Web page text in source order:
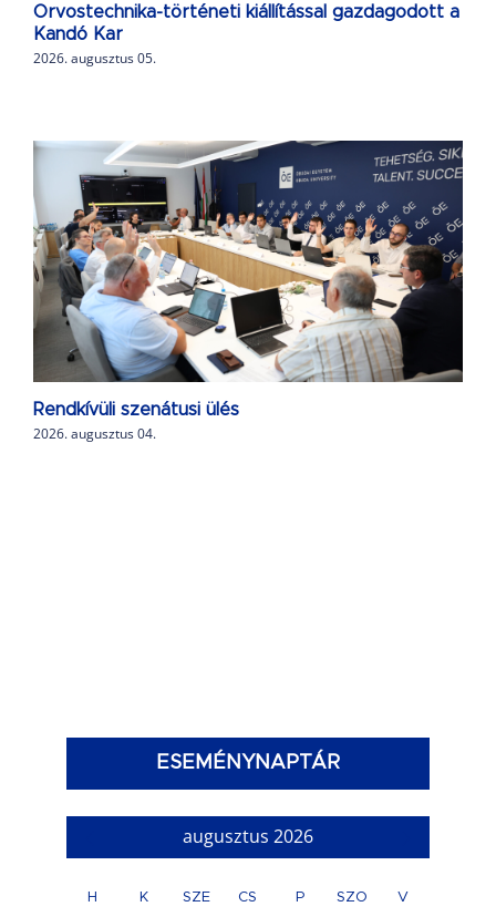
Orvostechnika-történeti kiállítással gazdagodott a
Kandó Kar
2026. augusztus 05.
Rendkívüli szenátusi ülés
2026. augusztus 04.
ESEMÉNYNAPTÁR
augusztus 2026
H K SZE CS P SZO V